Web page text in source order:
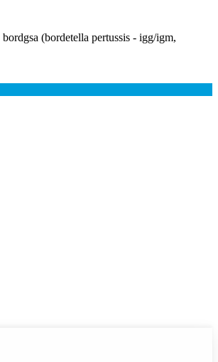
(bordetella pertussis - igg/igm,